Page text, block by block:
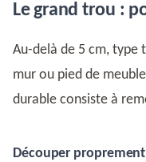
Le grand trou :
Au-delà de 5 cm, type
mur ou pied de
durable consiste à
Découper proprement